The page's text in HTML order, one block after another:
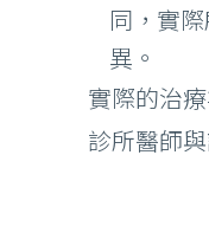
同，實
異。
實際的治
診所醫師